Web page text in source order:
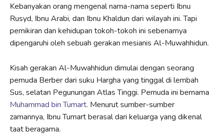
Kebanyakan orang mengenal nama-nama seperti Ibnu
Rusyd, Ibnu Arabi, dan Ibnu Khaldun dari wilayah ini. Tapi
pemikiran dan kehidupan tokoh-tokoh ini sebenarnya
dipengaruhi oleh sebuah gerakan mesianis Al-Muwahhidun.
Kisah gerakan Al-Muwahhidun dimulai dengan seorang
pemuda Berber dari suku Hargha yang tinggal di lembah
Sus, selatan Pegunungan Atlas Tinggi. Pemuda ini bernama
Muhammad bin Tumart. Menurut sumber-sumber
zamannya, Ibnu Tumart berasal dari keluarga yang dikenal
taat beragama.